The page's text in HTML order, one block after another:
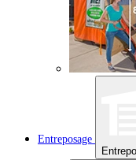
Entreposage